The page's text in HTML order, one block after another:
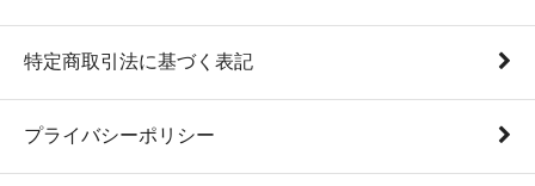
特定商取引法に基づく表記
プライバシーポリシー